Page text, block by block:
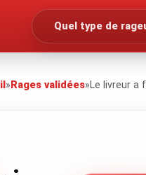
Quel type de
» Rages validées»Le livreur a